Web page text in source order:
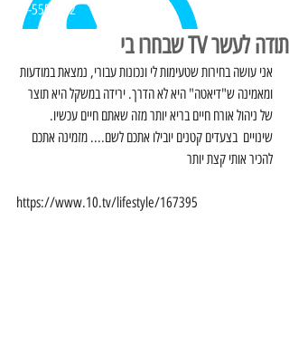
054-5551982
תודה לעשר TV שבחרו בי
אני עושה בחירות שטעימות לי ונכונות עבורי, נמצאת במודעות
ומאמינה ש"דיאטה" היא לא הדרך. ירידה במשקל היא תוצר
של ניהול אורח חיים בריא יותר מזה שאתם חיים עכשיו.
שינויים  בצעדים קטנים יובילו אתכם לשם.... מזמינה אתכם
להכיר אותי קצת יותר
https://www.10.tv/lifestyle/167395